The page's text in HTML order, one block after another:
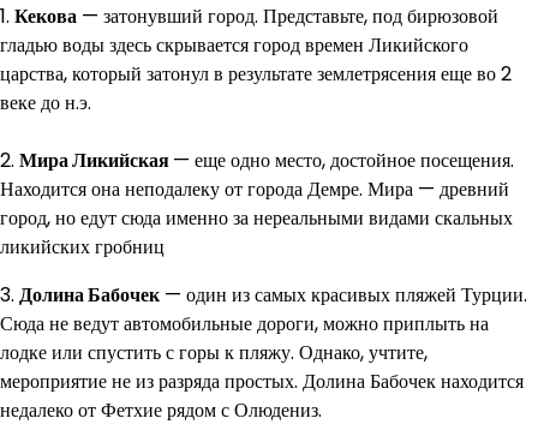
1. Кекова — затонувший город. Представьте, под бирюзовой
гладью воды здесь скрывается город времен Ликийского
царства, который затонул в результате землетрясения еще во 2
веке до н.э.
2. Мира Ликийская— еще одно место, достойное посещения.
Находится она неподалеку от города Демре. Мира — древний
город, но едут сюда именно за нереальными видами скальных
ликийских гробниц
3. Долина Бабочек— один из самых красивых пляжей Турции.
Сюда не ведут автомобильные дороги, можно приплыть на
лодке или спустить с горы к пляжу. Однако, учтите,
мероприятие не из разряда простых. Долина Бабочек находится
недалеко от Фетхие рядом с Олюдениз.